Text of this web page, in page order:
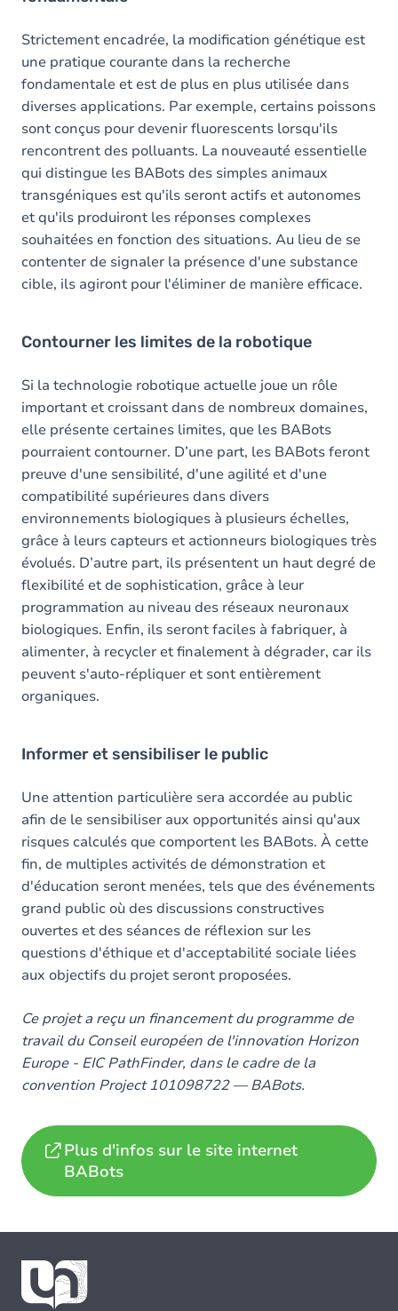
Strictement encadrée, la modification génétique est
une pratique courante dans la recherche
fondamentale et est de plus en plus utilisée dans
diverses applications. Par exemple, certains poissons
sont conçus pour devenir fluorescents lorsqu'ils
rencontrent des polluants. La nouveauté essentielle
qui distingue les BABots des simples animaux
transgéniques est qu'ils seront actifs et autonomes
et qu'ils produiront les réponses complexes
souhaitées en fonction des situations. Au lieu de se
contenter de signaler la présence d'une substance
cible, ils agiront pour l'éliminer de manière efficace.
Contourner les limites de la robotique
Si la technologie robotique actuelle joue un rôle
important et croissant dans de nombreux domaines,
elle présente certaines limites, que les BABots
pourraient contourner. D’une part, les BABots feront
preuve d'une sensibilité, d'une agilité et d'une
compatibilité supérieures dans divers
environnements biologiques à plusieurs échelles,
grâce à leurs capteurs et actionneurs biologiques très
évolués. D’autre part, ils présentent un haut degré de
flexibilité et de sophistication, grâce à leur
programmation au niveau des réseaux neuronaux
biologiques. Enfin, ils seront faciles à fabriquer, à
alimenter, à recycler et finalement à dégrader, car ils
peuvent s'auto-répliquer et sont entièrement
organiques.
Informer et sensibiliser le public
Une attention particulière sera accordée au public
afin de le sensibiliser aux opportunités ainsi qu'aux
risques calculés que comportent les BABots. À cette
fin, de multiples activités de démonstration et
d'éducation seront menées, tels que des événements
grand public où des discussions constructives
ouvertes et des séances de réflexion sur les
questions d'éthique et d'acceptabilité sociale liées
aux objectifs du projet seront proposées.
Ce projet a reçu un financement du programme de
travail du Conseil européen de l'innovation Horizon
Europe - EIC PathFinder, dans le cadre de la
convention Project 101098722 — BABots.
Plus d'infos sur le site internet
BABots